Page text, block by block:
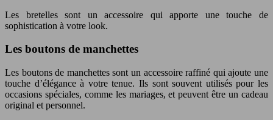
Les bretelles sont un accessoire qui apporte une touche de
sophistication à votre look.
Les boutons de manchettes
Les boutons de manchettes sont un accessoire raffiné qui ajoute une
touche d’élégance à votre tenue. Ils sont souvent utilisés pour les
occasions spéciales, comme les mariages, et peuvent être un cadeau
original et personnel.